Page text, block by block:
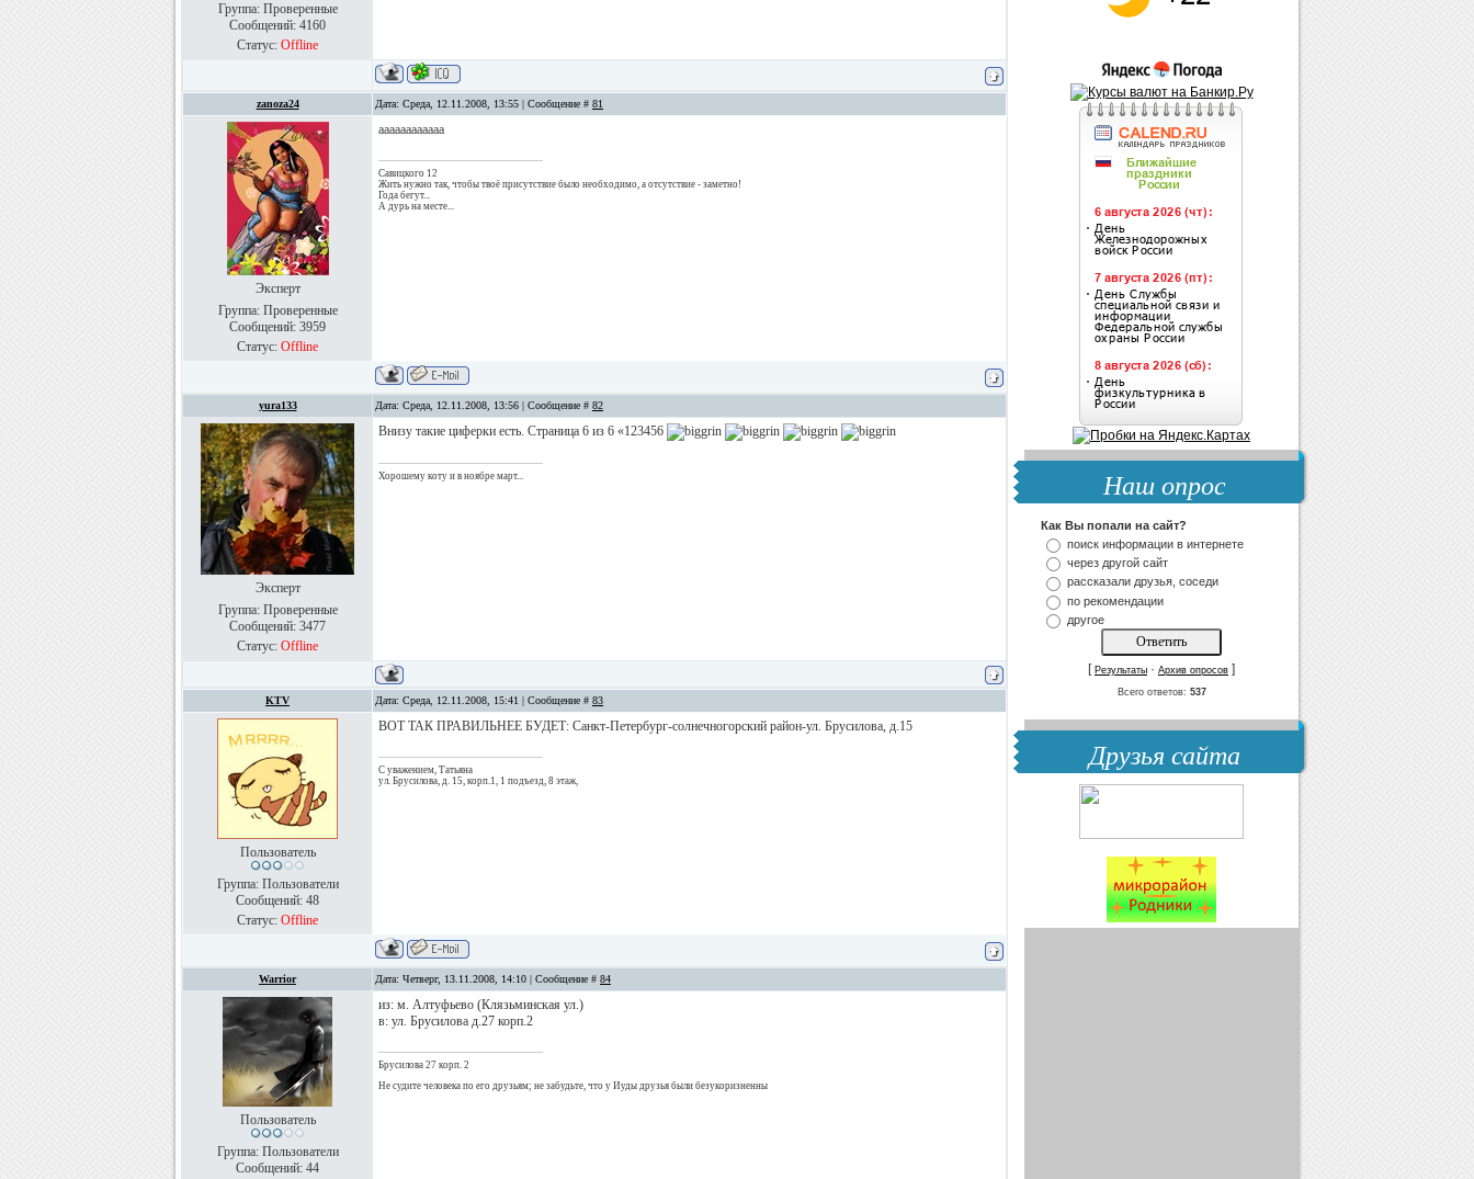
Группа: Проверенные
Сообщений: 4160
Статус: Offline
zanoza24 Дата: Среда, 12.11.2008, 13:55 | Сообщение # 81
Эксперт
Группа: Проверенные
Сообщений: 3959
Статус: Offline
аааааааааааа
Савицкого 12
Жить нужно так, чтобы твоё присутствие было необходимо, а отсутствие - заметно!
Года бегут...
А дурь на месте...
yura133 Дата: Среда, 12.11.2008, 13:56 | Сообщение # 82
Эксперт
Группа: Проверенные
Сообщений: 3477
Статус: Offline
Внизу такие циферки есть. Страница 6 из 6 «123456
Хорошему коту и в ноябре март...
KTV Дата: Среда, 12.11.2008, 15:41 | Сообщение # 83
Пользователь
Группа: Пользователи
Сообщений: 48
Статус: Offline
ВОТ ТАК ПРАВИЛЬНЕЕ БУДЕТ: Санкт-Петербург-солнечногорский район-ул. Брусилова, д.15
С уважением, Татьяна
ул. Брусилова, д. 15, корп.1, 1 подъезд, 8 этаж,
Warrior Дата: Четверг, 13.11.2008, 14:10 | Сообщение # 84
Пользователь
Группа: Пользователи
Сообщений: 44
из: м. Алтуфьево (Клязьминская ул.)
в: ул. Брусилова д.27 корп.2
Брусилова 27 корп. 2
Не судите человека по его друзьям; не забудьте, что у Иуды друзья были безукоризненны
Наш опрос
Как Вы попали на сайт?
поиск информации в интернете
через другой сайт
рассказали друзья, соседи
по рекомендации
другое
[ Результаты · Архив опросов ]
Всего ответов: 537
Друзья сайта